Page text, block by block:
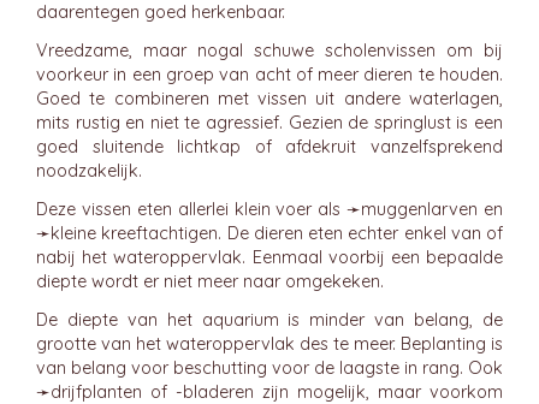
daarentegen goed herkenbaar.
Vreedzame, maar nogal schuwe scholenvissen om bij
voorkeur in een groep van acht of meer dieren te houden.
Goed te combineren met vissen uit andere waterlagen,
mits rustig en niet te agressief. Gezien de springlust is een
goed sluitende lichtkap of afdekruit vanzelfsprekend
noodzakelijk.
Deze vissen eten allerlei klein voer als ➛muggenlarven en
➛kleine kreeftachtigen. De dieren eten echter enkel van of
nabij het wateroppervlak. Eenmaal voorbij een bepaalde
diepte wordt er niet meer naar omgekeken.
De diepte van het aquarium is minder van belang, de
grootte van het wateroppervlak des te meer. Beplanting is
van belang voor beschutting voor de laagste in rang. Ook
➛drijfplanten of -bladeren zijn mogelijk, maar voorkom